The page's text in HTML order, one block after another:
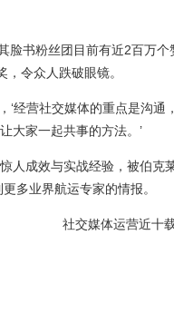
书粉丝团目前有近2百万个
令众人跌破眼镜。
营社交媒体的重点是沟通
大家一起共事的方法。’
成效与实战经验，被伯克
多业界航运专家的情报。